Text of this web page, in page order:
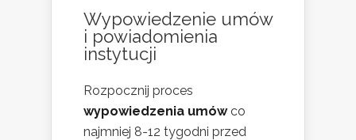
Wypowiedzenie umów
i powiadomienia
instytucji
Rozpocznij proces
wypowiedzenia umówco
najmniej 8-12 tygodni przed